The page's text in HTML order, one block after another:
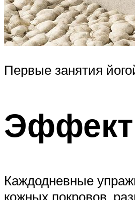
Первые занятия
Эффект
Каждодневные
кожных покровов,